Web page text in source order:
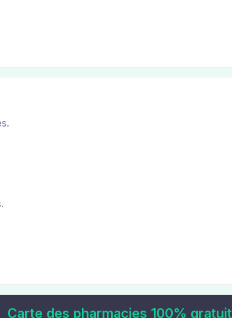
Carte des pharmacies 100% gratuit